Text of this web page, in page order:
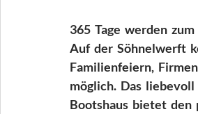
365  Tage  werden  zum
Auf  der  Söhnelwerft
Familienfeiern,
möglich.  Das
Bootshaus  bietet  den